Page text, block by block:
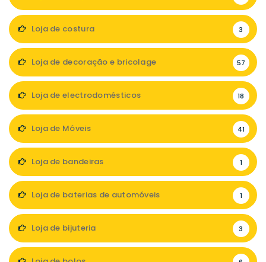
Loja de costura 3
Loja de decoração e bricolage 57
Loja de electrodomésticos 18
Loja de Móveis 41
Loja de bandeiras 1
Loja de baterias de automóveis 1
Loja de bijuteria 3